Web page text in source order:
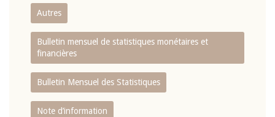
Autres
Bulletin mensuel de statistiques monétaires et
financières
Bulletin Mensuel des Statistiques
Note d’information